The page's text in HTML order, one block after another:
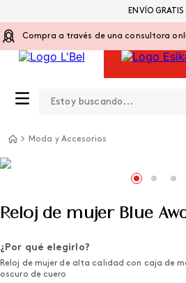
Compra a través de una consultora
ENVÍO GRATIS
Moda y Accesorios
Reloj de mujer Blue
¿Por qué elegirlo?
Reloj de mujer de alta calidad con caja de
oscuro de cuero